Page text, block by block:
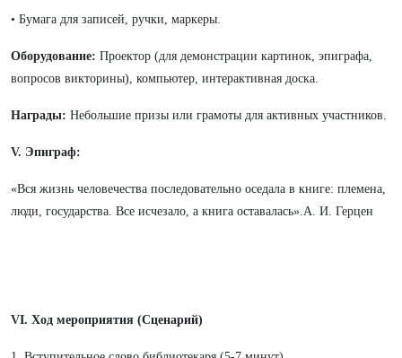
• Бумага для записей, ручки, маркеры.
Оборудование: Проектор (для демонстрации картинок, эпиграфа,
вопросов викторины), компьютер, интерактивная доска.
Награды: Небольшие призы или грамоты для активных участников.
V. Эпиграф:
«Вся жизнь человечества последовательно оседала в книге: племена,
люди, государства. Все исчезало, а книга оставалась».А. И. Герцен
VI. Ход мероприятия (Сценарий)